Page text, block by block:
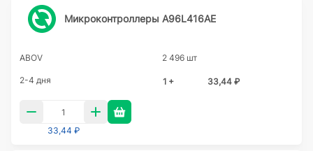
Микроконтроллеры A96L416AE
ABOV 2 496 шт
2-4 дня 1 + 33,44 ₽
33,44 ₽